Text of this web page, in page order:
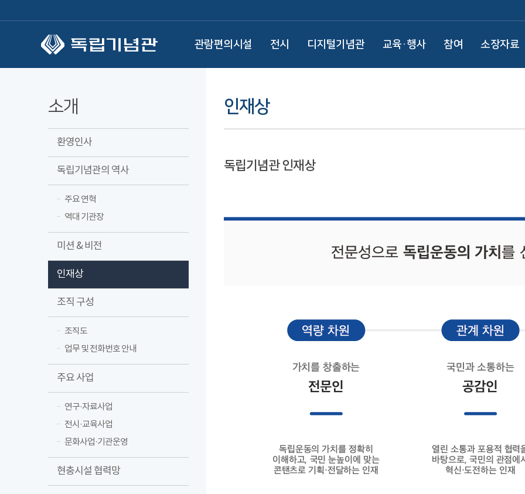
관람편의시설 전시 디지털기념관 교육·행사 참여 소장자료
소개
환영인사
독립기념관의 역사
주요 연혁
역대 기관장
미션 & 비전
인재상
조직 구성
조직도
업무 및 전화번호 안내
주요 사업
연구·자료사업
전시·교육사업
문화사업·기관운영
현충시설 협력망
인재상
독립기념관 인재상